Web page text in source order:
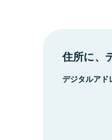
住所に、
デジタルアド